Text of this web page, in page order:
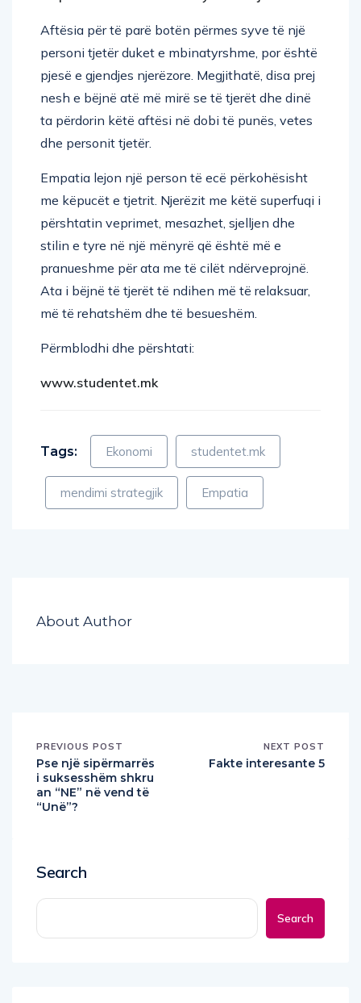
Aftësia për të parë botën përmes syve të një
personi tjetër duket e mbinatyrshme, por është
pjesë e gjendjes njerëzore. Megjithatë, disa prej
nesh e bëjnë atë më mirë se të tjerët dhe dinë
ta përdorin këtë aftësi në dobi të punës, vetes
dhe personit tjetër.
Empatia lejon një person të ecë përkohësisht
me këpucët e tjetrit. Njerëzit me këtë superfuqi i
përshtatin veprimet, mesazhet, sjelljen dhe
stilin e tyre në një mënyrë që është më e
pranueshme për ata me të cilët ndërveprojnë.
Ata i bëjnë të tjerët të ndihen më të relaksuar,
më të rehatshëm dhe të besueshëm.
Përmblodhi dhe përshtati:
www.studentet.mk
Tags: Ekonomi studentet.mk
mendimi strategjik Empatia
About Author
PREVIOUS POST
Pse një sipërmarrës
i suksesshëm shkru
an “NE” në vend të
“Unë”?
NEXT POST
Fakte interesante 5
Search
Search